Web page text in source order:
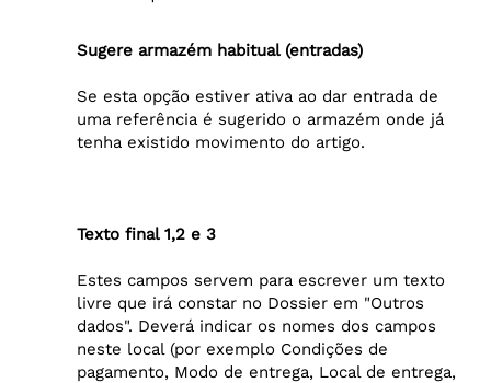
Sugere armazém habitual (entradas)
Se esta opção estiver ativa ao dar entrada de
uma referência é sugerido o armazém onde já
tenha existido movimento do artigo.
Texto final 1,2 e 3
Estes campos servem para escrever um texto
livre que irá constar no Dossier em "Outros
dados". Deverá indicar os nomes dos campos
neste local (por exemplo Condições de
pagamento, Modo de entrega, Local de entrega,